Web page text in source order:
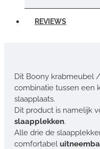
REVIEWS
Dit Boony krabmeubel
combinatie tussen een
slaapplaats.
Dit product is namelijk
slaapplekken.
Alle drie de
comfortabel